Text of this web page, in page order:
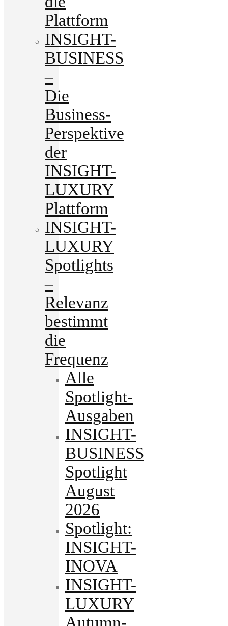
Plattform
INSIGHT-
BUSINESS
–
Die
Business-
Perspektive
der
INSIGHT-
LUXURY
Plattform
INSIGHT-
LUXURY
Spotlights
–
Relevanz
bestimmt
die
Frequenz
Alle
Spotlight-
Ausgaben
INSIGHT-
BUSINESS
Spotlight
August
2026
Spotlight:
INSIGHT-
INOVA
INSIGHT-
LUXURY
Autumn-.